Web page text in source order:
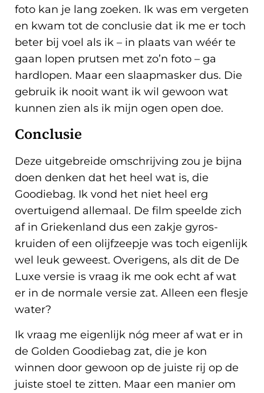
foto kan je lang zoeken. Ik was em vergeten
en kwam tot de conclusie dat ik me er toch
beter bij voel als ik – in plaats van wéér te
gaan lopen prutsen met zo’n foto – ga
hardlopen. Maar een slaapmasker dus. Die
gebruik ik nooit want ik wil gewoon wat
kunnen zien als ik mijn ogen open doe.
Conclusie
Deze uitgebreide omschrijving zou je bijna
doen denken dat het heel wat is, die
Goodiebag. Ik vond het niet heel erg
overtuigend allemaal. De film speelde zich
af in Griekenland dus een zakje gyros-
kruiden of een olijfzeepje was toch eigenlijk
wel leuk geweest. Overigens, als dit de De
Luxe versie is vraag ik me ook echt af wat
er in de normale versie zat. Alleen een flesje
water?
Ik vraag me eigenlijk nóg meer af wat er in
de Golden Goodiebag zat, die je kon
winnen door gewoon op de juiste rij op de
juiste stoel te zitten. Maar een manier om